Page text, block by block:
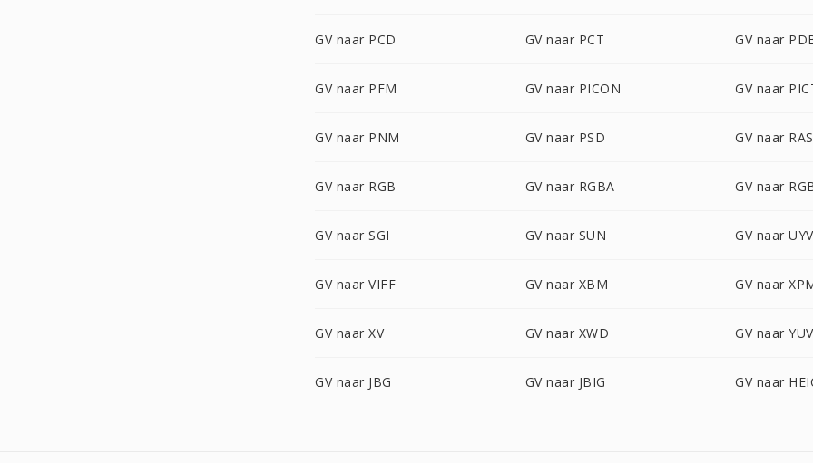
GV naar PCD GV naar PCT GV naar
GV naar PFM GV naar PICON GV naar
GV naar PNM GV naar PSD GV naar RAS
GV naar RGB GV naar RGBA GV naar
GV naar SGI GV naar SUN GV naar
GV naar VIFF GV naar XBM GV naar
GV naar XV GV naar XWD GV naar YUV
GV naar JBG GV naar JBIG GV naar